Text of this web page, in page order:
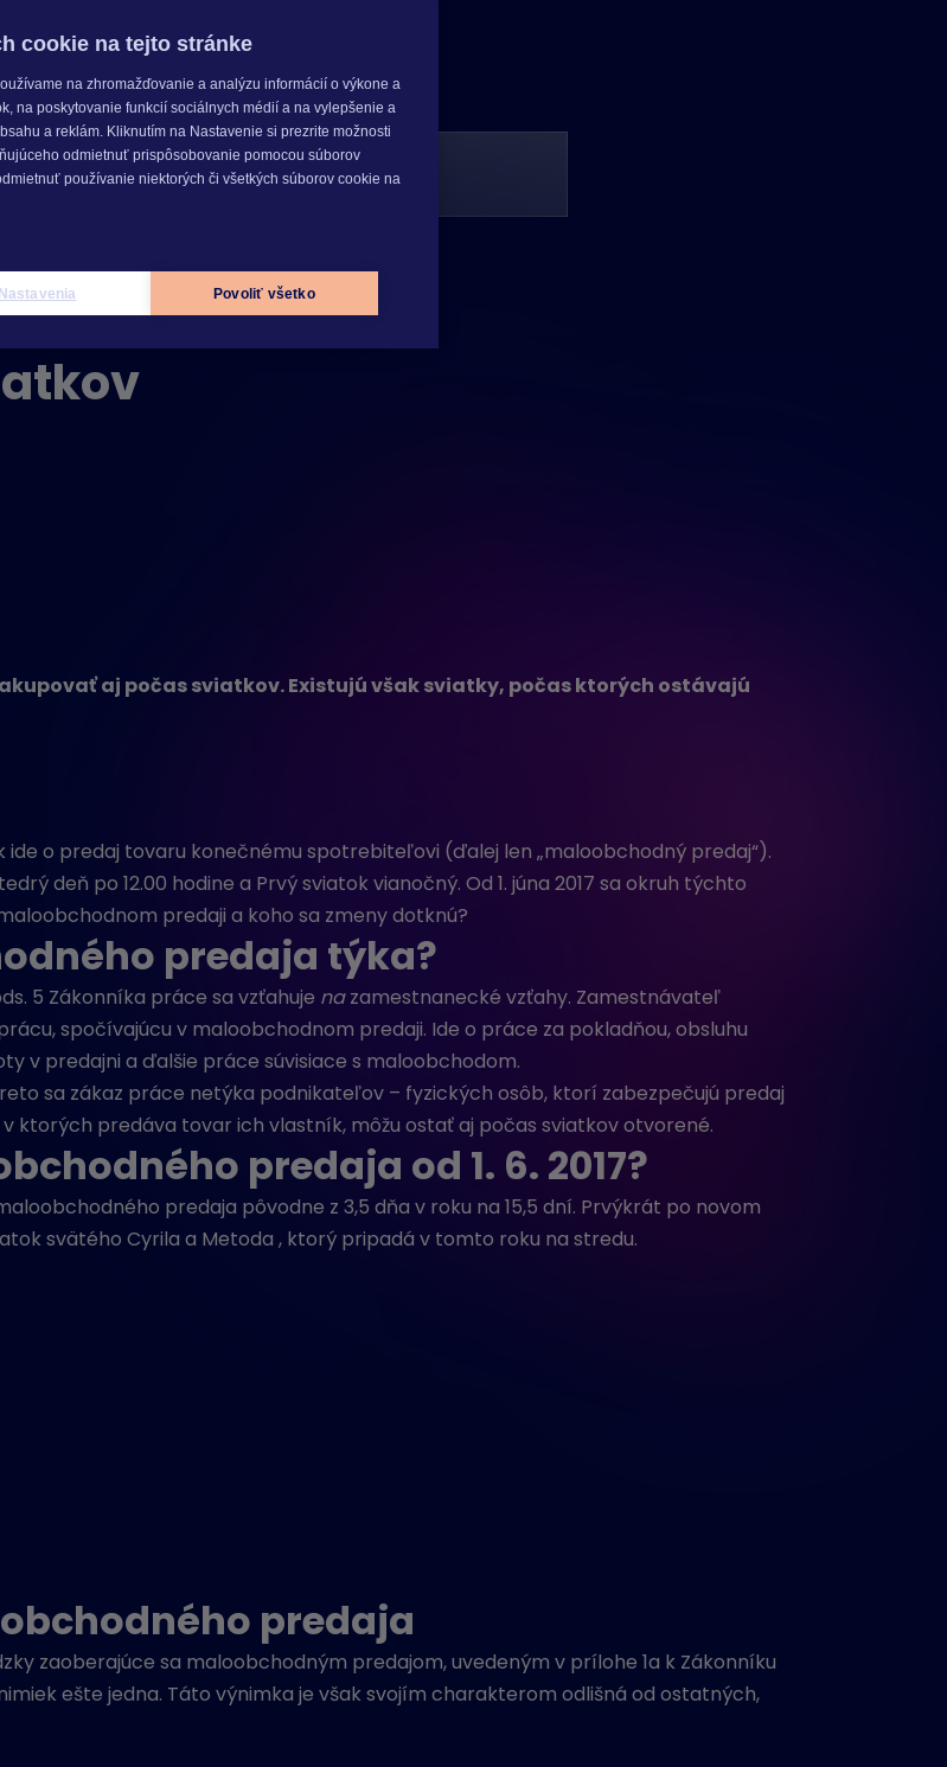
aj počas sviatkov. Existujú však sviatky, počas ktorých ostávajú
o predaj tovaru konečnému spotrebiteľovi (ďalej len „maloobchodný predaj“).
deň po 12.00 hodine a Prvý sviatok vianočný. Od 1. júna 2017 sa okruh týchto
predaji a koho sa zmeny dotknú?
predaja týka?
5 Zákonníka práce sa vzťahuje nazamestnanecké vzťahy. Zamestnávateľ
spočívajúcu v maloobchodnom predaji. Ide o práce za pokladňou, obsluhu
v predajni a ďalšie práce súvisiace s maloobchodom.
sa zákaz práce netýka podnikateľov – fyzických osôb, ktorí zabezpečujú predaj
ktorých predáva tovar ich vlastník, môžu ostať aj počas sviatkov otvorené.
predaja od 1. 6. 2017?
predaja pôvodne z 3,5 dňa v roku na 15,5 dní. Prvýkrát po novom
svätého Cyrila a Metoda , ktorý pripadá v tomto roku na stredu.
predaja
zaoberajúce sa maloobchodným predajom, uvedeným v prílohe 1a k Zákonníku
ešte jedna. Táto výnimka je však svojím charakterom odlišná od ostatných,
cookie na tejto stránke
na zhromažďovanie a analýzu informácií o výkone a
na poskytovanie funkcií sociálnych médií a na vylepšenie a
a reklám. Kliknutím na Nastavenie si prezrite možnosti
odmietnuť prispôsobovanie pomocou súborov
používanie niektorých či všetkých súborov cookie na
Nastavenia Povoliť všetko